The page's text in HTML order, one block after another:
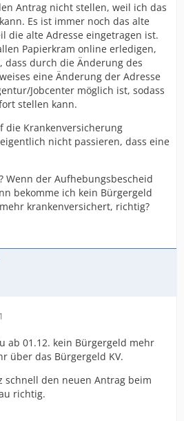
Antrag nicht stellen, weil ich das
Es ist immer noch das alte
die alte Adresse eingetragen ist.
Papierkram online erledigen,
dass durch die Änderung des
eine Änderung der Adresse
Jobcenter möglich ist, sodass
stellen kann.
die Krankenversicherung
nicht passieren, dass eine
Wenn der Aufhebungsbescheid
bekomme ich kein Bürgergeld
krankenversichert, richtig?
ab 01.12. kein Bürgergeld mehr
über das Bürgergeld KV.
schnell den neuen Antrag beim
richtig.